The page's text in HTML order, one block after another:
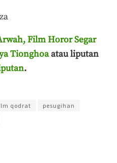
Film Horor Segar
Tionghoaatau liputan
.
qodrat
pesugihan